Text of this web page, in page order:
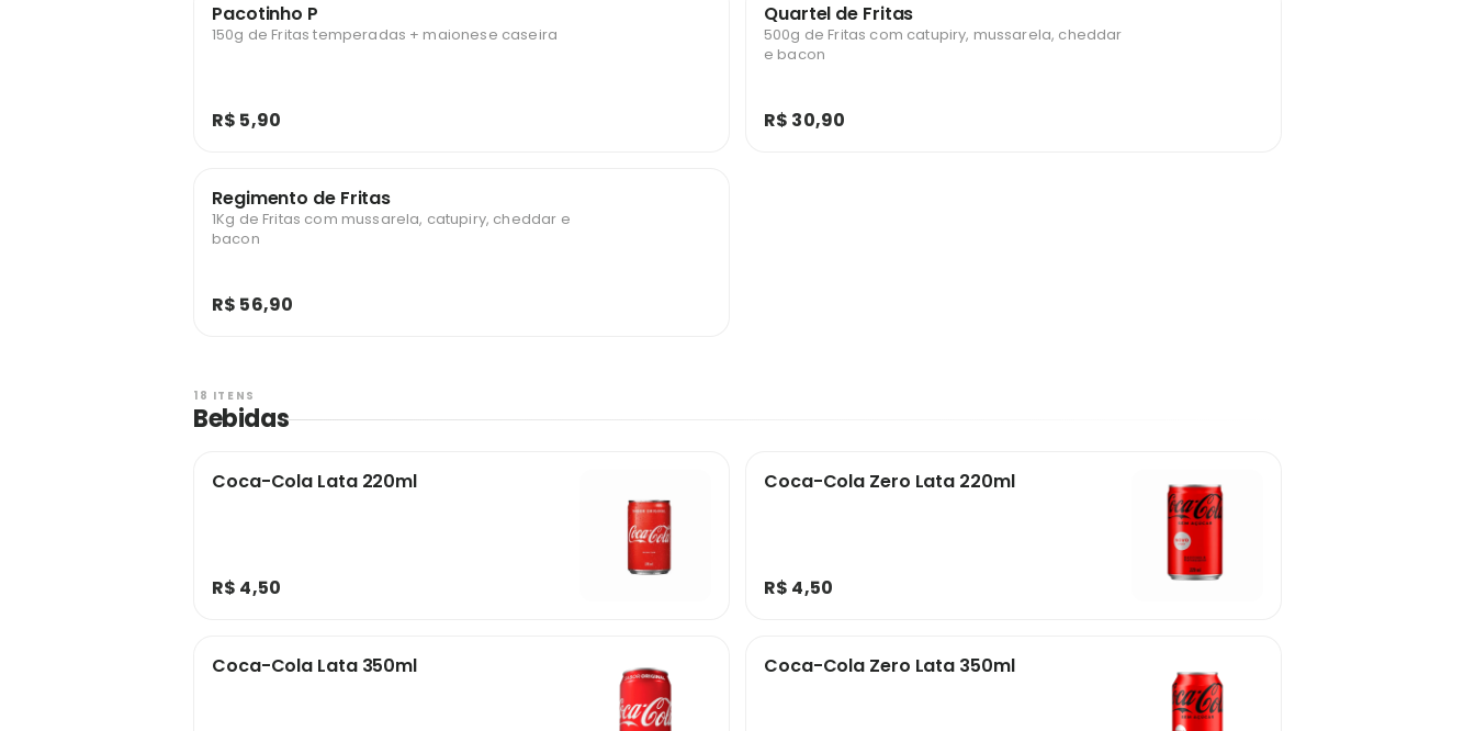
Pacotinho P
150g de Fritas temperadas + maionese caseira
R$ 5,90
Quartel de Fritas
500g de Fritas com catupiry, mussarela, cheddar
e bacon
R$ 30,90
Regimento de Fritas
1Kg de Fritas com mussarela, catupiry, cheddar e
bacon
R$ 56,90
18 ITENS
Bebidas
Coca-Cola Lata 220ml
R$ 4,50
Coca-Cola Zero Lata 220ml
R$ 4,50
Coca-Cola Lata 350ml Coca-Cola Zero Lata 350ml